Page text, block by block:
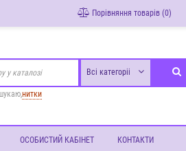
Порівняння товарів (0)
Всі категоріі
нитки
ОСОБИСТИЙ КАБІНЕТ КОНТАКТИ